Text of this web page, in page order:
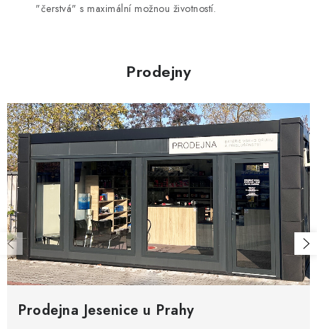
"čerstvá" s maximální možnou životností.
Prodejny
Prodejna Jesenice u Prahy